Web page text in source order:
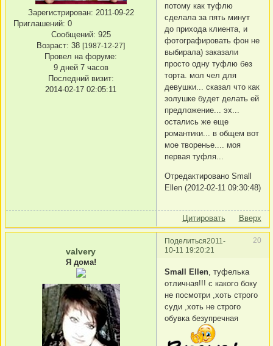
Зарегистрирован: 2011-09-22
Приглашений: 0
Сообщений: 925
Возраст: 38 [1987-12-27]
Провел на форуме:
9 дней 7 часов
Последний визит:
2014-02-17 02:05:11
потому как туфлю
сделала за пять минут
до прихода клиента, и
фотографировать фон не
выбирала) заказали
просто одну туфлю без
торта. мол чел для
девушки... сказал что как
золушке будет делать ей
предложение... эх...
остались же еще
романтики... в общем вот
мое творенье.... моя
первая туфля...
Отредактировано Small
Ellen (2012-02-11 09:30:48)
Цитировать Вверх
Поделиться 20
2011-
10-11 19:20:21
valvery
Я дома!
Small Ellen , туфелька
отличная!!! с какого боку
не посмотри ,хоть строго
суди ,хоть не строго
обувка безупречная